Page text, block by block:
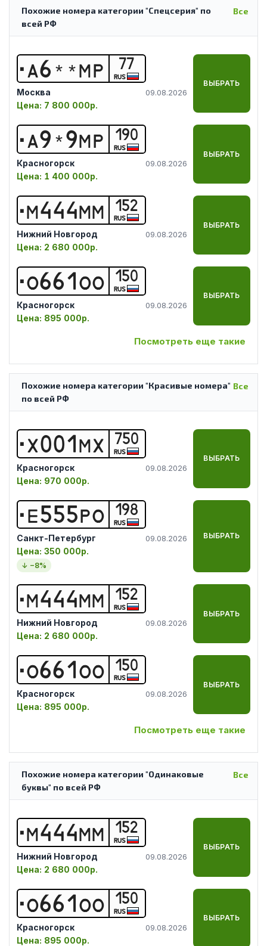
Все
Похожие номера категории "Спецсерия" по
всей РФ
А6 * *МР 77
RUS
Москва 09.08.2026
Цена: 7 800 000р.
ВЫБРАТЬ
А9 *9МР 190
RUS
Красногорск 09.08.2026
Цена: 1 400 000р.
ВЫБРАТЬ
М444ММ 152
RUS
Нижний Новгород 09.08.2026
Цена: 2 680 000р.
ВЫБРАТЬ
О661 ОО 150
RUS
Красногорск 09.08.2026
Цена: 895 000р.
ВЫБРАТЬ
Посмотреть еще такие
Все
Похожие номера категории "Красивые номера"
по всей РФ
Х001 МХ 750
RUS
Красногорск 09.08.2026
Цена: 970 000р.
ВЫБРАТЬ
Е555РО 198
RUS
Санкт-Петербург 09.08.2026
Цена: 350 000р.
↓ −8%
ВЫБРАТЬ
М444ММ 152
RUS
Нижний Новгород 09.08.2026
Цена: 2 680 000р.
ВЫБРАТЬ
О661 ОО 150
RUS
Красногорск 09.08.2026
Цена: 895 000р.
ВЫБРАТЬ
Посмотреть еще такие
Все
Похожие номера категории "Одинаковые
буквы" по всей РФ
М444ММ 152
RUS
Нижний Новгород 09.08.2026
Цена: 2 680 000р.
ВЫБРАТЬ
О661 ОО 150
RUS
Красногорск 09.08.2026
Цена: 895 000р.
ВЫБРАТЬ